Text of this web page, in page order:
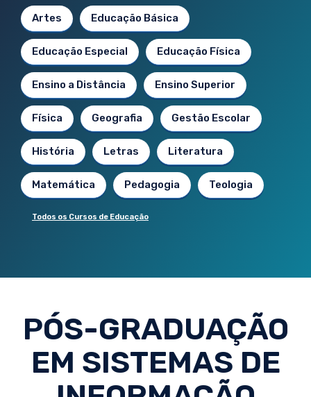
Artes Educação Básica
Educação Especial Educação Física
Ensino a Distância Ensino Superior
Física Geografia Gestão Escolar
História Letras Literatura
Matemática Pedagogia Teologia
Todos os Cursos de Educação
PÓS-GRADUAÇÃO
EM SISTEMAS DE